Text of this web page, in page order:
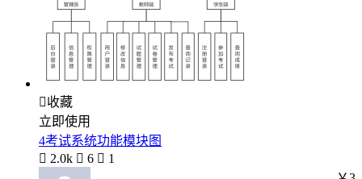
收藏
立即使用
4考试系统功能模块图
 2.0k  6  1